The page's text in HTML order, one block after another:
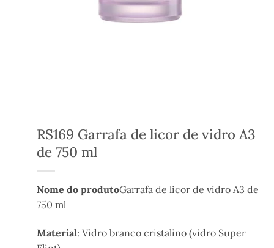
RS169 Garrafa de licor de vidro A3
de 750 ml
Nome do produtoGarrafa de licor de vidro A3 de
750 ml
Material: Vidro branco cristalino (vidro Super